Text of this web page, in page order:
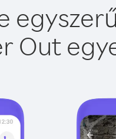
Out